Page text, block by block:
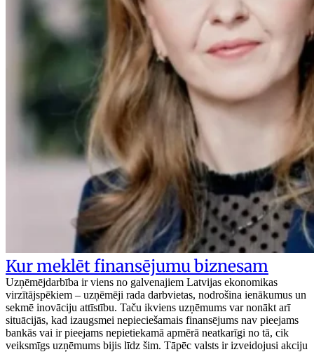
Kur meklēt finansējumu biznesam
Uzņēmējdarbība ir viens no galvenajiem Latvijas ekonomikas
virzītājspēkiem – uzņēmēji rada darbvietas, nodrošina ienākumus un
sekmē inovāciju attīstību. Taču ikviens uzņēmums var nonākt arī
situācijās, kad izaugsmei nepieciešamais finansējums nav pieejams
bankās vai ir pieejams nepietiekamā apmērā neatkarīgi no tā, cik
veiksmīgs uzņēmums bijis līdz šim. Tāpēc valsts ir izveidojusi akciju